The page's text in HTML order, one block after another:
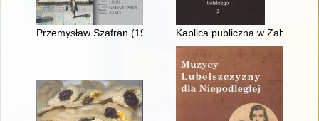
Przemysław Szafran (1929-2021)Kaplica publiczna w Zaborzu